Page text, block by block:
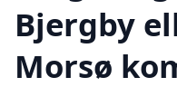
Bjergby
Morsø